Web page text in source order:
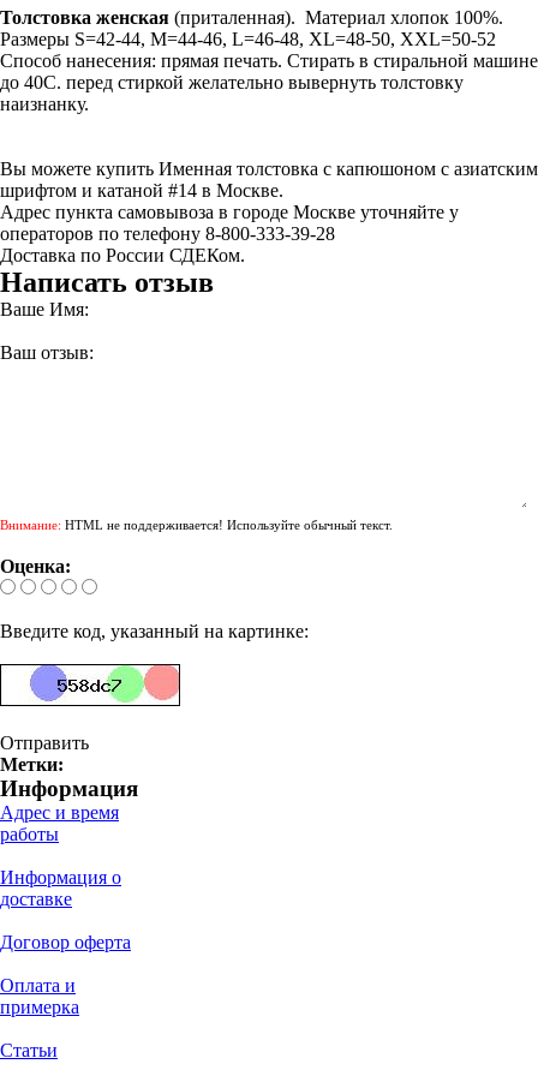
Толстовка женская (приталенная). Материал хлопок 100%.
Размеры S=42-44, M=44-46, L=46-48, XL=48-50, XXL=50-52
Способ нанесения: прямая печать. Стирать в стиральной машине
до 40С. перед стиркой желательно вывернуть толстовку
наизнанку.
Вы можете купить Именная толстовка с капюшоном с азиатским
шрифтом и катаной #14 в Москве.
Адрес пункта самовывоза в городе Москве уточняйте у
операторов по телефону 8-800-333-39-28
Доставка по России СДЕКом.
Написать отзыв
Ваше Имя:
Ваш отзыв:
Внимание: HTML не поддерживается! Используйте обычный текст.
Оценка:
Введите код, указанный на картинке:
Отправить
Метки:
Информация
Адрес и время
работы
Информация о
доставке
Договор оферта
Оплата и
примерка
Статьи